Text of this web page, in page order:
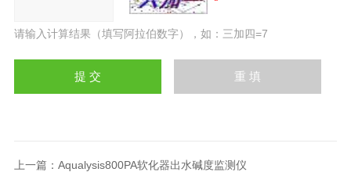
请输入计算结果（填写阿拉伯数字），如：三加四=7
上一篇： Aqualysis800PA软化器出水碱度监测仪